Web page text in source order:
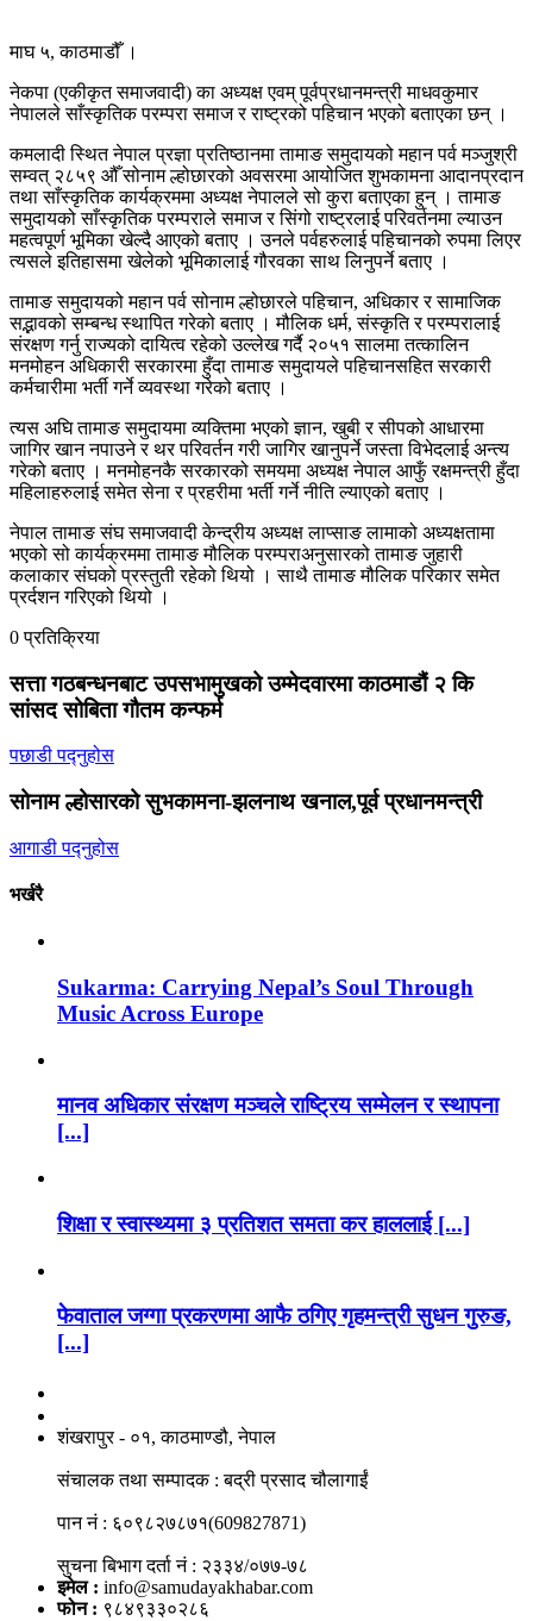
माघ ५, काठमाडौँ ।
नेकपा (एकीकृत समाजवादी) का अध्यक्ष एवम् पूर्वप्रधानमन्त्री माधवकुमार
नेपालले साँस्कृतिक परम्परा समाज र राष्ट्रको पहिचान भएको बताएका छन् ।
कमलादी स्थित नेपाल प्रज्ञा प्रतिष्ठानमा तामाङ समुदायको महान पर्व मञ्जुश्री
सम्वत् २८५९ औँ सोनाम ल्होछारको अवसरमा आयोजित शुभकामना आदानप्रदान
तथा साँस्कृतिक कार्यक्रममा अध्यक्ष नेपालले सो कुरा बताएका हुन् । तामाङ
समुदायको साँस्कृतिक परम्पराले समाज र सिंगो राष्ट्रलाई परिवर्तनमा ल्याउन
महत्वपूर्ण भूमिका खेल्दै आएको बताए । उनले पर्वहरुलाई पहिचानको रुपमा लिएर
त्यसले इतिहासमा खेलेको भूमिकालाई गौरवका साथ लिनुपर्ने बताए ।
तामाङ समुदायको महान पर्व सोनाम ल्होछारले पहिचान, अधिकार र सामाजिक
सद्भावको सम्बन्ध स्थापित गरेको बताए । मौलिक धर्म, संस्कृति र परम्परालाई
संरक्षण गर्नु राज्यको दायित्व रहेको उल्लेख गर्दै २०५१ सालमा तत्कालिन
मनमोहन अधिकारी सरकारमा हुँदा तामाङ समुदायले पहिचानसहित सरकारी
कर्मचारीमा भर्ती गर्ने व्यवस्था गरेको बताए ।
त्यस अघि तामाङ समुदायमा व्यक्तिमा भएको ज्ञान, खुबी र सीपको आधारमा
जागिर खान नपाउने र थर परिवर्तन गरी जागिर खानुपर्ने जस्ता विभेदलाई अन्त्य
गरेको बताए । मनमोहनकै सरकारको समयमा अध्यक्ष नेपाल आफुँ रक्षमन्त्री हुँदा
महिलाहरुलाई समेत सेना र प्रहरीमा भर्ती गर्ने नीति ल्याएको बताए ।
नेपाल तामाङ संघ समाजवादी केन्द्रीय अध्यक्ष लाप्साङ लामाको अध्यक्षतामा
भएको सो कार्यक्रममा तामाङ मौलिक परम्पराअनुसारको तामाङ जुहारी
कलाकार संघको प्रस्तुती रहेको थियो । साथै तामाङ मौलिक परिकार समेत
प्रर्दशन गरिएको थियो ।
0 प्रतिक्रिया
सत्ता गठबन्धनबाट उपसभामुखको उम्मेदवारमा काठमाडौं २ कि
सांसद सोबिता गौतम कन्फर्म
पछाडी पद्नुहोस
सोनाम ल्होसारको सुभकामना-झलनाथ खनाल,पूर्व प्रधानमन्त्री
आगाडी पद्नुहोस
भर्खरै
Sukarma: Carrying Nepal’s Soul Through
Music Across Europe
मानव अधिकार संरक्षण मञ्चले राष्ट्रिय सम्मेलन र स्थापना
[...]
शिक्षा र स्वास्थ्यमा ३ प्रतिशत समता कर हाललाई [...]
फेवाताल जग्गा प्रकरणमा आफै ठगिए गृहमन्त्री सुधन गुरुङ,
[...]
शंखरापुर - ०१, काठमाण्डौ, नेपाल
संचालक तथा सम्पादक : बद्री प्रसाद चौलागाईं
पान नं : ६०९८२७८७१(609827871)
सुचना बिभाग दर्ता नं : २३३४/०७७-७८
इमेल : info@samudayakhabar.com
फोन : ९८४९३३०२८६